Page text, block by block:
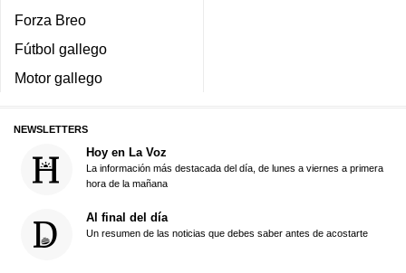
Forza Breo
Fútbol gallego
Motor gallego
NEWSLETTERS
Hoy en La Voz
La información más destacada del día, de lunes a viernes a primera
hora de la mañana
Al final del día
Un resumen de las noticias que debes saber antes de acostarte